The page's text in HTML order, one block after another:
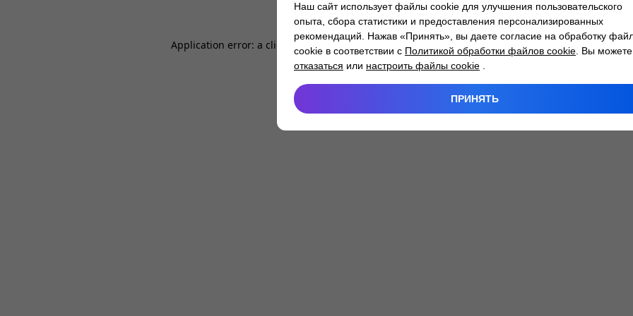
Application error: a client -side exception has occurred while loading atlantm.by (see the
Наш сайт использует файлы cookie для улучшения пользовательского
опыта, сбора статистики и предоставления персонализированных
рекомендаций. Нажав «Принять», вы даете согласие на обработку
cookie в соответствии с Политикой обработки файлов cookie . Вы можете
отказаться или настроить файлы cookie
ПРИНЯТЬ